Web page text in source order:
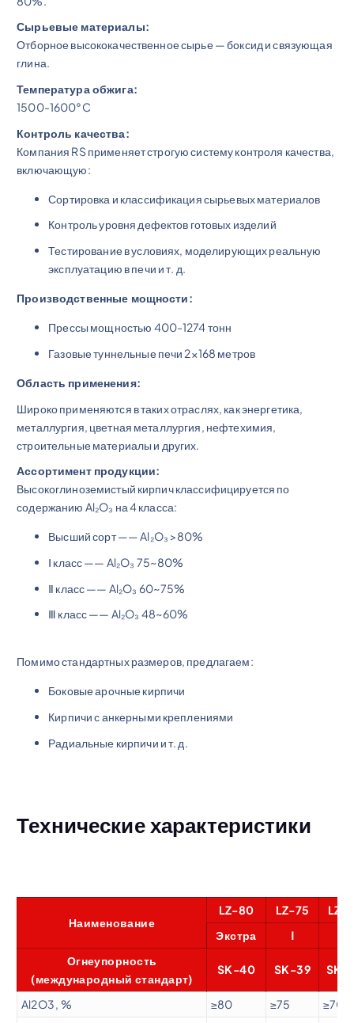
Сырьевые материалы:
Отборное высококачественное сырье — боксид и связующая
глина.
Температура обжига:
1500-1600°C
Контроль качества:
Компания RS применяет строгую систему контроля качества,
включающую:
Сортировка и классификация сырьевых материалов
Контроль уровня дефектов готовых изделий
Тестирование в условиях, моделирующих реальную
эксплуатацию в печи и т. д.
Производственные мощности:
Прессы мощностью 400-1274 тонн
Газовые туннельные печи 2×168 метров
Область применения:
Широко применяются в таких отраслях, как энергетика,
металлургия, цветная металлургия, нефтехимия,
строительные материалы и других.
Ассортимент продукции:
Высокоглиноземистый кирпич классифицируется по
содержанию Al₂O₃ на 4 класса:
Высший сорт —— Al₂O₃ >80%
Ⅰ класс —— Al₂O₃ 75~80%
Ⅱ класс —— Al₂O₃ 60~75%
Ⅲ класс —— Al₂O₃ 48~60%
Помимо стандартных размеров, предлагаем:
Боковые арочные кирпичи
Кирпичи с анкерными креплениями
Радиальные кирпичи и т. д.
Технические характеристики
Наименование
LZ-80 LZ-75
LZ-
Экстра
Ⅰ
Огнеупорность
(международный стандарт)
SK-40 SK-39 SK-
Al2O3, % ≥80 ≥75
≥70